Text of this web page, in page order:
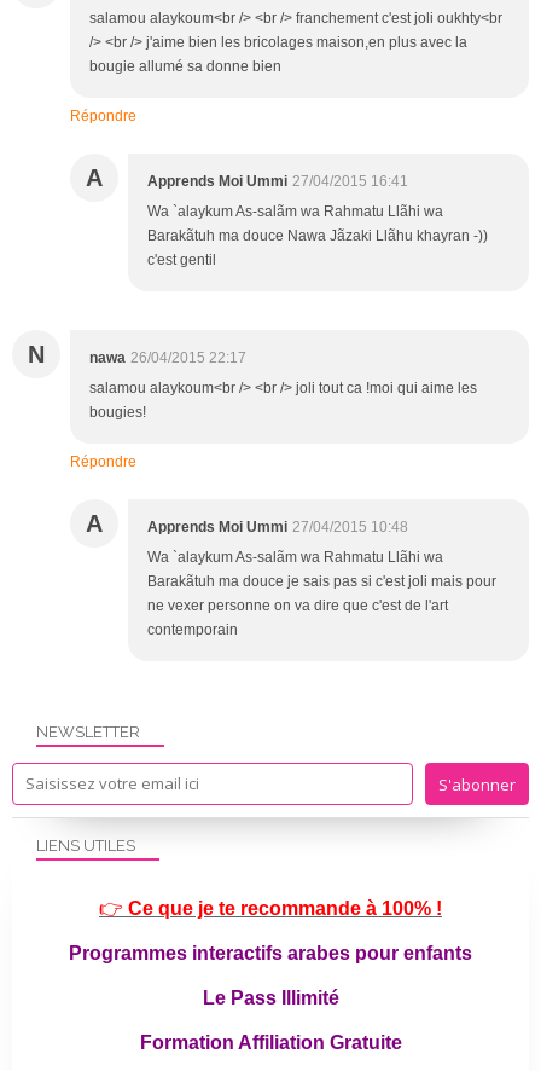
salamou alaykoum<br /> <br /> franchement c'est joli oukhty<br
/> <br /> j'aime bien les bricolages maison,en plus avec la
bougie allumé sa donne bien
Répondre
A Apprends Moi Ummi 27/04/2015 16:41
Wa `alaykum As-salãm wa Rahmatu Llãhi wa
Barakãtuh ma douce Nawa Jãzaki Llãhu khayran -))
c'est gentil
N nawa 26/04/2015 22:17
salamou alaykoum<br /> <br /> joli tout ca !moi qui aime les
bougies!
Répondre
A Apprends Moi Ummi 27/04/2015 10:48
Wa `alaykum As-salãm wa Rahmatu Llãhi wa
Barakãtuh ma douce je sais pas si c'est joli mais pour
ne vexer personne on va dire que c'est de l'art
contemporain
NEWSLETTER
LIENS UTILES
👉 Ce que je te recommande à 100% !
Programmes interactifs arabes pour enfants
Le Pass Illimité
Formation Affiliation Gratuite